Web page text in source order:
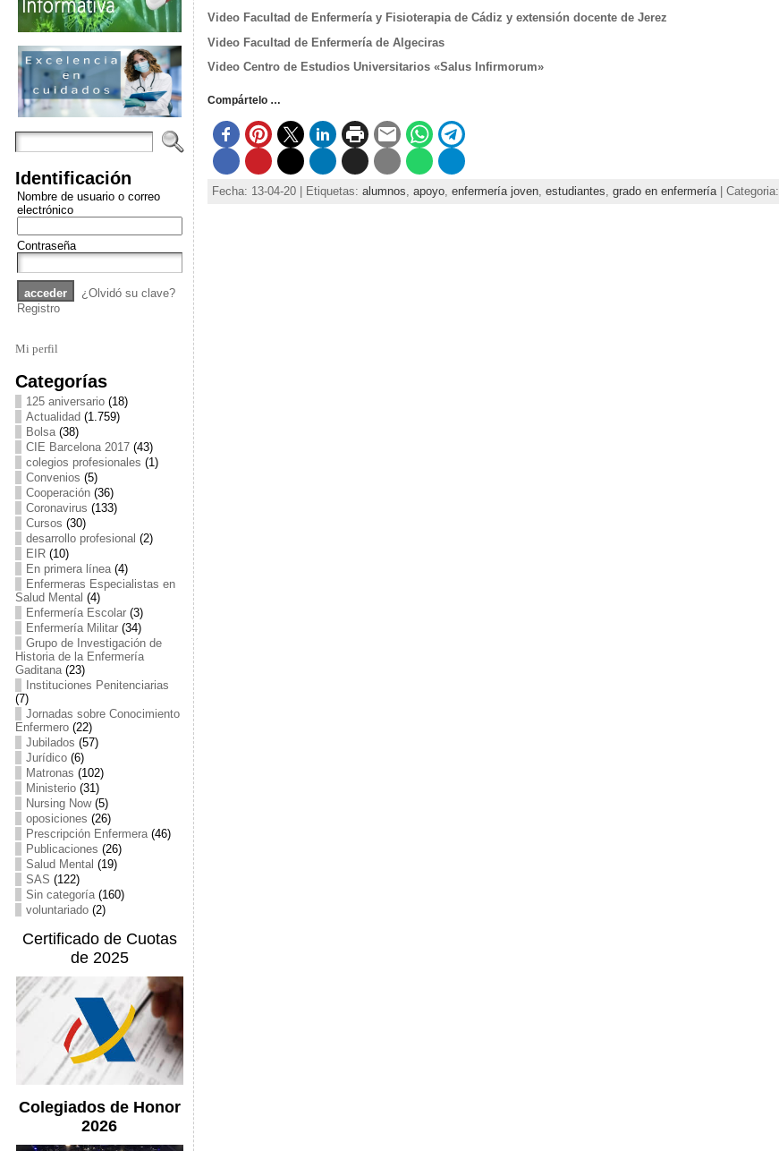
Identificación
Nombre de usuario o correo
electrónico
Contraseña
¿Olvidó su clave?
Registro
Mi perfil
Categorías
125 aniversario(18)
Actualidad (1.759)
Bolsa(38)
CIE Barcelona 2017(43)
colegios profesionales (1)
Convenios (5)
Cooperación(36)
Coronavirus (133)
Cursos (30)
desarrollo profesional (2)
EIR(10)
En primera línea(4)
Enfermeras Especialistas en
Salud Mental (4)
Enfermería Escolar(3)
Enfermería Militar(34)
Grupo de Investigación de
Historia de la Enfermería
Gaditana(23)
Instituciones Penitenciarias
(7)
Jornadas sobre Conocimiento
Enfermero(22)
Jubilados (57)
Jurídico(6)
Matronas (102)
Ministerio(31)
Nursing Now(5)
oposiciones (26)
Prescripción Enfermera(46)
Publicaciones (26)
Salud Mental (19)
SAS (122)
Sin categoría(160)
voluntariado(2)
Certificado de Cuotas
de 2025
Colegiados de Honor
2026
Video Facultad de Enfermería y Fisioterapia de Cádiz y extensión docente de Jerez
Video Facultad de Enfermería de Algeciras
Video Centro de Estudios Universitarios «Salus Infirmorum»
Compártelo …
Fecha: 13-04-20 | Etiquetas: alumnos, apoyo, enfermería joven, estudiantes, grado en enfermería| Categoria: